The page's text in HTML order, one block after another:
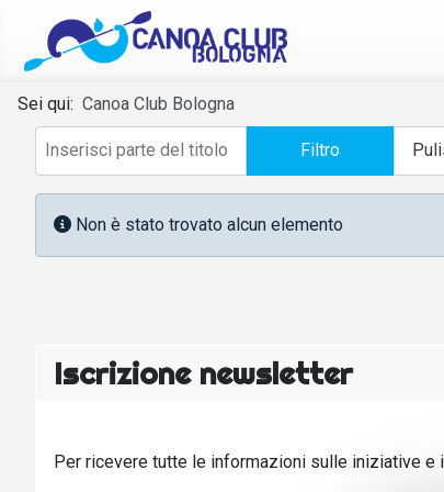
Sei qui: Canoa Club Bologna
Filtro
Info
Non è stato trovato alcun elemento
Iscrizione newsletter
Per ricevere tutte le informazioni sulle iniziative e